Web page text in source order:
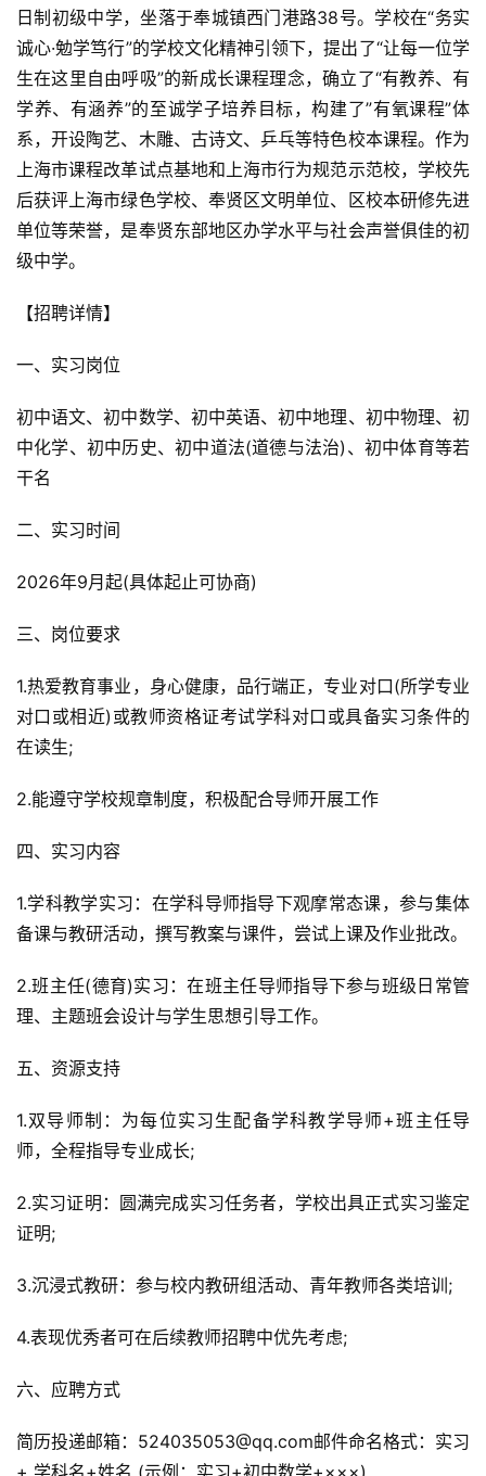
日制初级中学，坐落于奉城镇西门港路38号。学校在“务实
诚心·勉学笃行”的学校文化精神引领下，提出了“让每一位学
生在这里自由呼吸”的新成长课程理念，确立了“有教养、有
学养、有涵养”的至诚学子培养目标，构建了”有氧课程”体
系，开设陶艺、木雕、古诗文、乒乓等特色校本课程。作为
上海市课程改革试点基地和上海市行为规范示范校，学校先
后获评上海市绿色学校、奉贤区文明单位、区校本研修先进
单位等荣誉，是奉贤东部地区办学水平与社会声誉俱佳的初
级中学。
【招聘详情】
一、实习岗位
初中语文、初中数学、初中英语、初中地理、初中物理、初
中化学、初中历史、初中道法(道德与法治)、初中体育等若
干名
二、实习时间
2026年9月起(具体起止可协商)
三、岗位要求
1.热爱教育事业，身心健康，品行端正，专业对口(所学专业
对口或相近)或教师资格证考试学科对口或具备实习条件的
在读生;
2.能遵守学校规章制度，积极配合导师开展工作
四、实习内容
1.学科教学实习：在学科导师指导下观摩常态课，参与集体
备课与教研活动，撰写教案与课件，尝试上课及作业批改。
2.班主任(德育)实习：在班主任导师指导下参与班级日常管
理、主题班会设计与学生思想引导工作。
五、资源支持
1.双导师制：为每位实习生配备学科教学导师+班主任导
师，全程指导专业成长;
2.实习证明：圆满完成实习任务者，学校出具正式实习鉴定
证明;
3.沉浸式教研：参与校内教研组活动、青年教师各类培训;
4.表现优秀者可在后续教师招聘中优先考虑;
六、应聘方式
简历投递邮箱：524035053@qq.com邮件命名格式：实习